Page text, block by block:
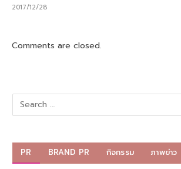
2017/12/28
Comments are closed.
PR BRAND PR กิจกรรม ภาพข่าว